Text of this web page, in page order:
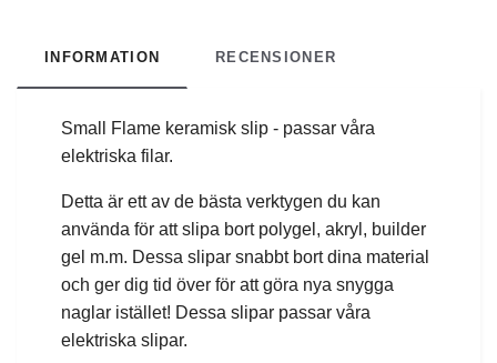
INFORMATION RECENSIONER
Small Flame keramisk slip - passar våra
elektriska filar.
Detta är ett av de bästa verktygen du kan
använda för att slipa bort polygel, akryl, builder
gel m.m. Dessa slipar snabbt bort dina material
och ger dig tid över för att göra nya snygga
naglar istället! Dessa slipar passar våra
elektriska slipar.